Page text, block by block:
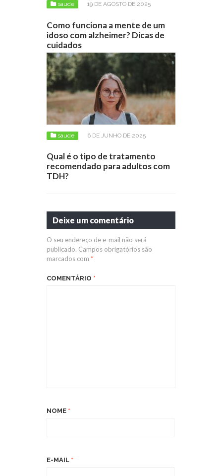
saude 19 DE AGOSTO DE 2025
Como funciona a mente de um
idoso com alzheimer? Dicas de
cuidados
saude 6 DE JUNHO DE 2025
Qual é o tipo de tratamento
recomendado para adultos com
TDH?
Deixe um comentário
O seu endereço de e-mail não será
publicado. Campos obrigatórios são
marcados com *
COMENTÁRIO *
NOME *
E-MAIL *